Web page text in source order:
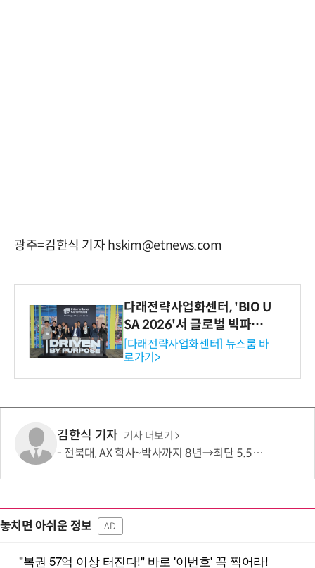
광주=김한식 기자 hskim@etnews.com
다래전략사업화센터, 'BIO U
SA 2026'서 글로벌 빅파마
와의 비즈니스 미팅 지원…K
-바이오 해외 진출 교두보 확
보
[다래전략사업화센터] 뉴스룸 바
로가기>
김한식 기자 기사 더보기
전북대, AX 학사~박사까지 8년→최단 5.5년 가능…톱 100 AI 특화대학원 도약도
놓치면 아쉬운 정보 AD